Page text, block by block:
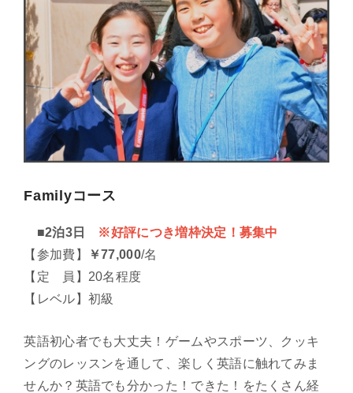
Familyコース
■2泊3日 ※好評につき増枠決定！募集中
【参加費】
￥77,000/名
【定 員】20名程度
【レベル】初級
英語初心者でも大丈夫！ゲームやスポーツ、クッキ
ングのレッスンを通して、楽しく英語に触れてみま
せんか？英語でも分かった！できた！をたくさん経